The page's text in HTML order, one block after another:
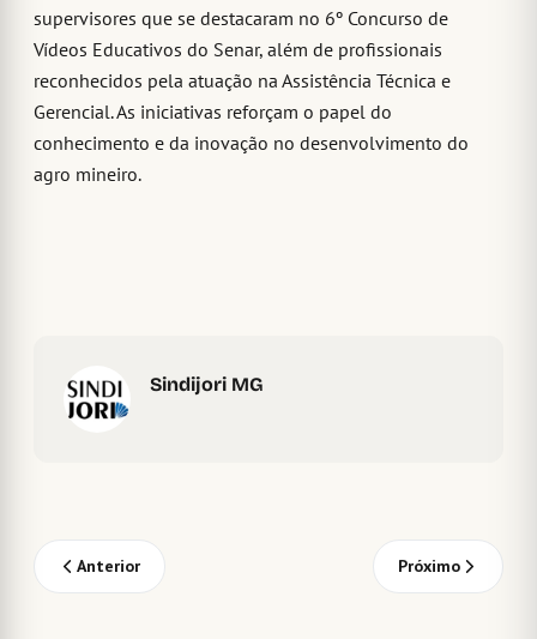
supervisores que se destacaram no 6º Concurso de
Vídeos Educativos do Senar, além de profissionais
reconhecidos pela atuação na Assistência Técnica e
Gerencial. As iniciativas reforçam o papel do
conhecimento e da inovação no desenvolvimento do
agro mineiro.
Sindijori MG
Anterior Próximo